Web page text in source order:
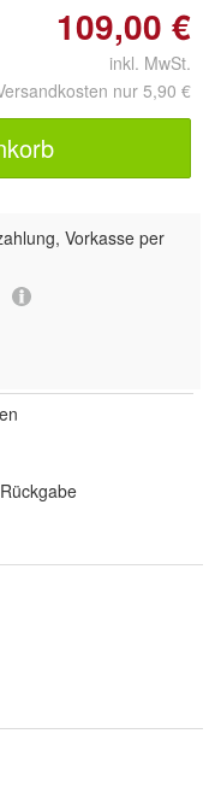
109,00 €
inkl. MwSt.
nur 5,90 €
Vorkasse per